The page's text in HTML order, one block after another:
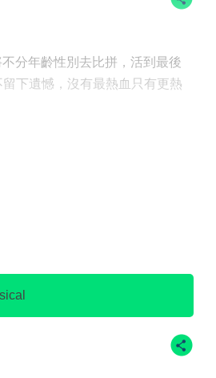
分年齡性別去比拼，活到最後
下遺憾，沒有最熱血只有更熱